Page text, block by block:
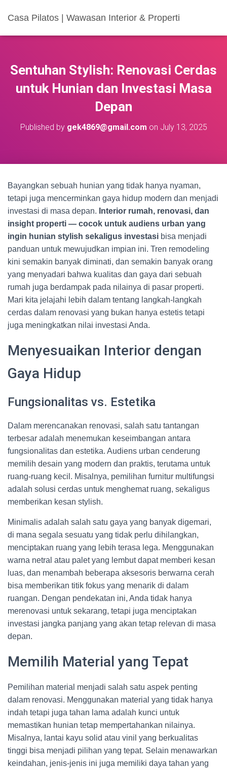
Casa Pilatos | Wawasan Interior & Properti
Sentuhan Stylish: Renovasi Cerdas
untuk Hunian dan Investasi Masa
Depan
Published by gek4869@gmail.com on July 13, 2025
Bayangkan sebuah hunian yang tidak hanya nyaman,
tetapi juga mencerminkan gaya hidup modern dan menjadi
investasi di masa depan. Interior rumah, renovasi, dan
insight properti — cocok untuk audiens urban yang
ingin hunian stylish sekaligus investasi bisa menjadi
panduan untuk mewujudkan impian ini. Tren remodeling
kini semakin banyak diminati, dan semakin banyak orang
yang menyadari bahwa kualitas dan gaya dari sebuah
rumah juga berdampak pada nilainya di pasar properti.
Mari kita jelajahi lebih dalam tentang langkah-langkah
cerdas dalam renovasi yang bukan hanya estetis tetapi
juga meningkatkan nilai investasi Anda.
Menyesuaikan Interior dengan
Gaya Hidup
Fungsionalitas vs. Estetika
Dalam merencanakan renovasi, salah satu tantangan
terbesar adalah menemukan keseimbangan antara
fungsionalitas dan estetika. Audiens urban cenderung
memilih desain yang modern dan praktis, terutama untuk
ruang-ruang kecil. Misalnya, pemilihan furnitur multifungsi
adalah solusi cerdas untuk menghemat ruang, sekaligus
memberikan kesan stylish.
Minimalis adalah salah satu gaya yang banyak digemari,
di mana segala sesuatu yang tidak perlu dihilangkan,
menciptakan ruang yang lebih terasa lega. Menggunakan
warna netral atau palet yang lembut dapat memberi kesan
luas, dan menambah beberapa aksesoris berwarna cerah
bisa memberikan titik fokus yang menarik di dalam
ruangan. Dengan pendekatan ini, Anda tidak hanya
merenovasi untuk sekarang, tetapi juga menciptakan
investasi jangka panjang yang akan tetap relevan di masa
depan.
Memilih Material yang Tepat
Pemilihan material menjadi salah satu aspek penting
dalam renovasi. Menggunakan material yang tidak hanya
indah tetapi juga tahan lama adalah kunci untuk
memastikan hunian tetap mempertahankan nilainya.
Misalnya, lantai kayu solid atau vinil yang berkualitas
tinggi bisa menjadi pilihan yang tepat. Selain menawarkan
keindahan, jenis-jenis ini juga memiliki daya tahan yang